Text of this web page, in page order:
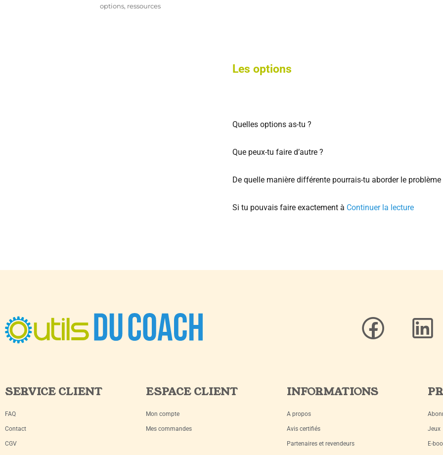
Les options
Quelles options as-tu ?
Que peux-tu faire d’autre ?
De quelle manière différente pourrais-tu aborder le problème
Si tu pouvais faire exactement à Continuer la lecture
options, ressources
SERVICE CLIENT
FAQ
Contact
CGV
ESPACE CLIENT
Mon compte
Mes commandes
INFORMATIONS
A propos
Avis certifiés
Partenaires et revendeurs
Jeux
E-